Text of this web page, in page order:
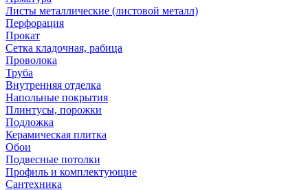
Листы металлические (листовой металл)
Перфорация
Прокат
Сетка кладочная, рабица
Проволока
Труба
Внутренняя отделка
Напольные покрытия
Плинтусы, порожки
Подложка
Керамическая плитка
Обои
Подвесные потолки
Профиль и комплектующие
Сантехника